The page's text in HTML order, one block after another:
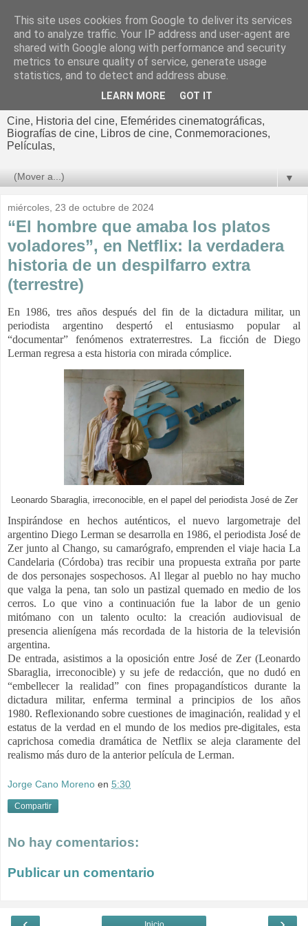
El cultural
cinematográfico de Jorge
Cine, Historia del cine, Efemérides cinematográficas,
Biografías de cine, Libros de cine, Conmemoraciones,
Películas,
▼
miércoles, 23 de octubre de 2024
“El hombre que amaba los platos
voladores”, en Netflix: la verdadera
historia de un despilfarro extra
(terrestre)
En 1986, tres años después del fin de la dictadura militar, un
periodista argentino despertó el entusiasmo popular al
“documentar” fenómenos extraterrestres. La ficción de Diego
Lerman regresa a esta historia con mirada cómplice.
Leonardo Sbaraglia, irreconocible, en el papel del periodista José de Zer
Inspirándose en hechos auténticos, el nuevo largometraje del
argentino Diego Lerman se desarrolla en 1986, el periodista José de
Zer junto al Chango, su camarógrafo, emprenden el viaje hacia La
Candelaria (Córdoba) tras recibir una propuesta extraña por parte
de dos personajes sospechosos. Al llegar al pueblo no hay mucho
que valga la pena, tan solo un pastizal quemado en medio de los
cerros. Lo que vino a continuación fue la labor de un genio
mitómano con un talento oculto: la creación audiovisual de
presencia alienígena más recordada de la historia de la televisión
argentina.
De entrada, asistimos a la oposición entre José de Zer (Leonardo
Sbaraglia, irreconocible) y su jefe de redacción, que no dudó en
“embellecer la realidad” con fines propagandísticos durante la
dictadura militar, enferma terminal a principios de los años
1980.Reflexionando sobre cuestiones de imaginación, realidad y el
estatus de la verdad en el mundo de los medios pre-digitales, esta
caprichosa comedia dramática de Netflix se aleja claramente del
realismo más duro de la anterior película de Lerman.
Jorge Cano Moreno en 5:30
Compartir
No hay comentarios:
Publicar un comentario
This site uses cookies from Google to deliver its services
and to analyze traffic. Your IP address and user-agent are
shared with Google along with performance and security
metrics to ensure quality of service, generate usage
statistics, and to detect and address abuse.
LEARN MORE GOT IT